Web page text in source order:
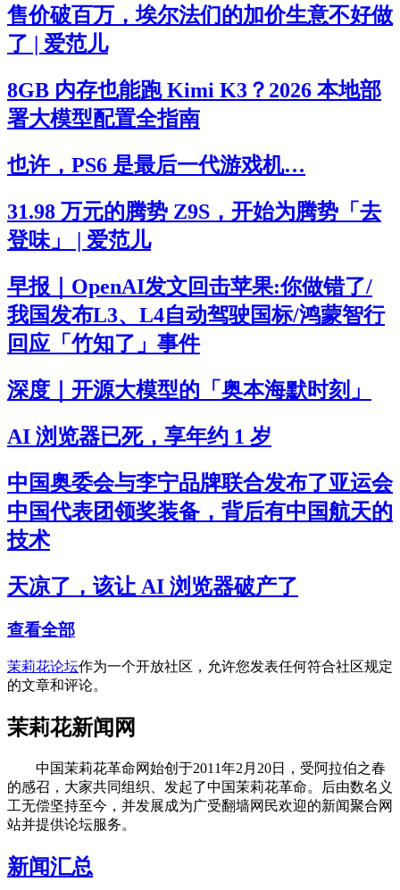
售价破百万，埃尔法们的加价生意不好做
了 | 爱范儿
8GB 内存也能跑 Kimi K3？2026 本地部
署大模型配置全指南
也许，PS6 是最后一代游戏机…
31.98 万元的腾势 Z9S，开始为腾势「去
登味」 | 爱范儿
早报｜OpenAI发文回击苹果:你做错了/
我国发布L3、L4自动驾驶国标/鸿蒙智行
回应「竹知了」事件
深度｜开源大模型的「奥本海默时刻」
AI 浏览器已死，享年约 1 岁
中国奥委会与李宁品牌联合发布了亚运会
中国代表团领奖装备，背后有中国航天的
技术
天凉了，该让 AI 浏览器破产了
查看全部
茉莉花论坛作为一个开放社区，允许您发表任何符合社区规定
的文章和评论。
茉莉花新闻网
中国茉莉花革命网始创于2011年2月20日，受阿拉伯之春
的感召，大家共同组织、发起了中国茉莉花革命。后由数名义
工无偿坚持至今，并发展成为广受翻墙网民欢迎的新闻聚合网
站并提供论坛服务。
新闻汇总